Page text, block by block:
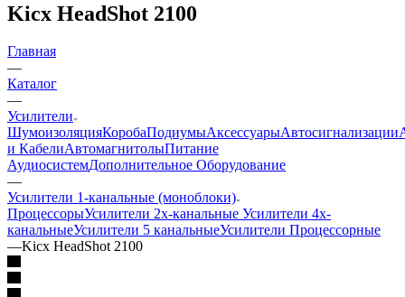
Kicx HeadShot 2100
Главная
—
Каталог
—
Усилители
ШумоизоляцияКоробаПодиумыАксессуарыАвтосигнализации
и КабелиАвтомагнитолыПитание
АудиосистемДополнительное Оборудование
—
Усилители 1-канальные (моноблоки)
ПроцессорыУсилители 2х-канальные Усилители 4х-
канальныеУсилители 5 канальныеУсилители Процессорные
—Kicx HeadShot 2100